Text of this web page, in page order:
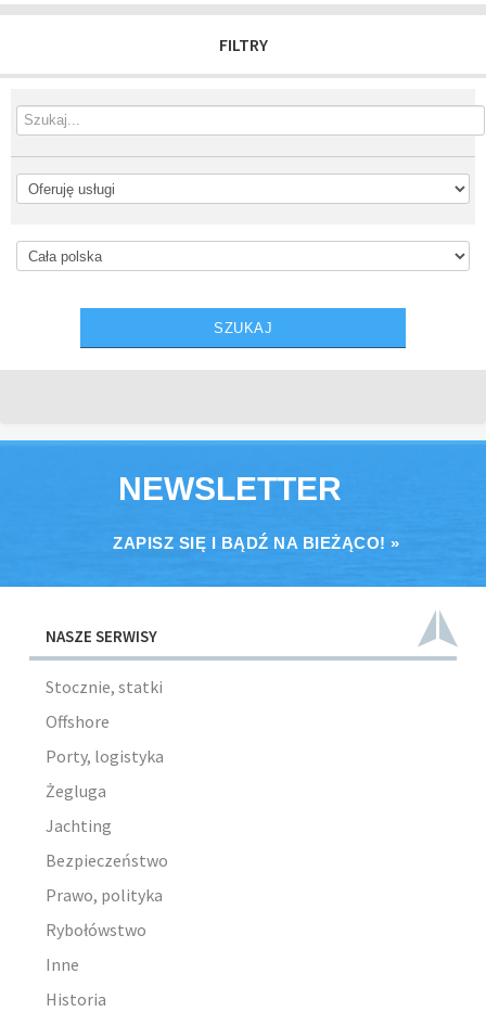
FILTRY
NEWSLETTER
ZAPISZ SIĘ I BĄDŹ NA BIEŻĄCO! »
NASZE SERWISY
Stocznie, statki
Offshore
Porty, logistyka
Żegluga
Jachting
Bezpieczeństwo
Prawo, polityka
Rybołówstwo
Inne
Historia